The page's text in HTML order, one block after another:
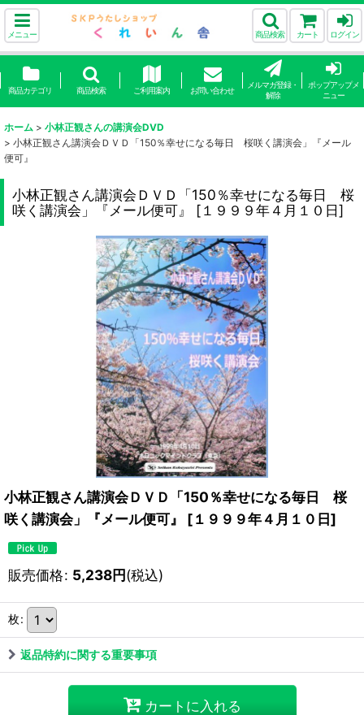
メニュー 商品検索 カート ログイン
商品カテゴリ 商品検索 ご利用案内 お問い合わせ
メルマガ登録・
解除
ポップアップメ
ニュー
ホーム > 小林正観さんの講演会DVD
> 小林正観さん講演会ＤＶＤ「150％幸せになる毎日 桜咲く講演会」『メール
便可』
小林正観さん講演会ＤＶＤ「150％幸せになる毎日 桜
咲く講演会」『メール便可』
[１９９９年４月１０日]
小林正観さん講演会ＤＶＤ「150％幸せになる毎日 桜
咲く講演会」『メール便可』
[１９９９年４月１０日]
販売価格: 5,238円(税込)
枚:
返品特約に関する重要事項
カートに入れる